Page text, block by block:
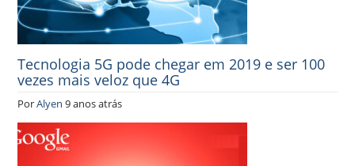
Tecnologia 5G pode chegar em 2019 e ser 100
vezes mais veloz que 4G
PorAlyen 9 anos atrás